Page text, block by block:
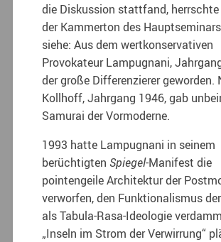
die Diskussion stattfand,
der Kammerton des
siehe: Aus dem wertkonservativen
Provokateur Lampugnani,
der große Differenzierer geworden.
Kollhoff, Jahrgang 1946, gab
Samurai der Vormoderne.
1993 hatte Lampugnani in seinem
berüchtigtenSpiegel-Manifest die
pointengeile Architektur der
verworfen, den Funktionalismus
als Tabula-Rasa-Ideologie
„Inseln im Strom der Verwirrung“